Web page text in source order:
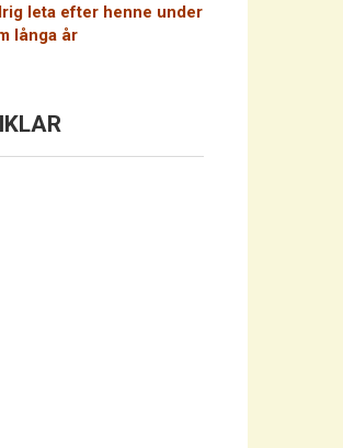
leta efter henne under
långa år